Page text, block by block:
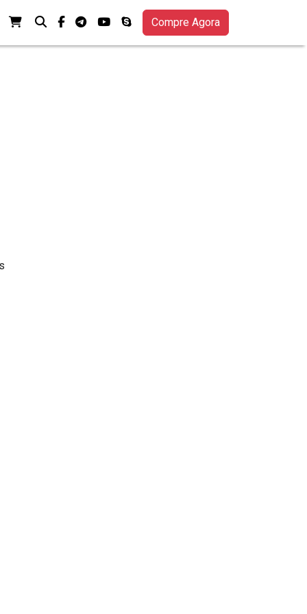
Ver seu carrinho de compras
Pesquisa
facebook-f
telegrama
youtubeskypeCompre Agora